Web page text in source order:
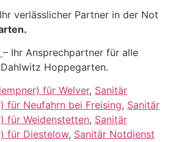
verlässlicher Partner in der Not
– Ihr Ansprechpartner für alle
Hoppegarten.
für Welver, Sanitär
für Neufahrn bei Freising, Sanitär
für Weidenstetten, Sanitär
für Diestelow, Sanitär Notdienst